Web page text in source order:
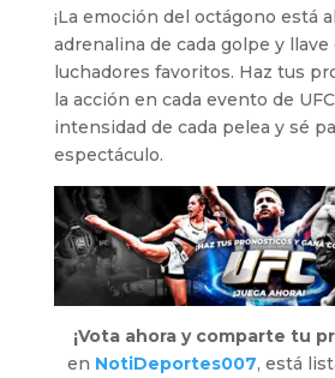
¡La emoción del octágono está
adrenalina de cada golpe y llave
luchadores favoritos. Haz tus
la acción en cada evento de
intensidad de cada pelea y sé
espectáculo.
¡Vota ahora y comparte tu
en NotiDeportes007, está